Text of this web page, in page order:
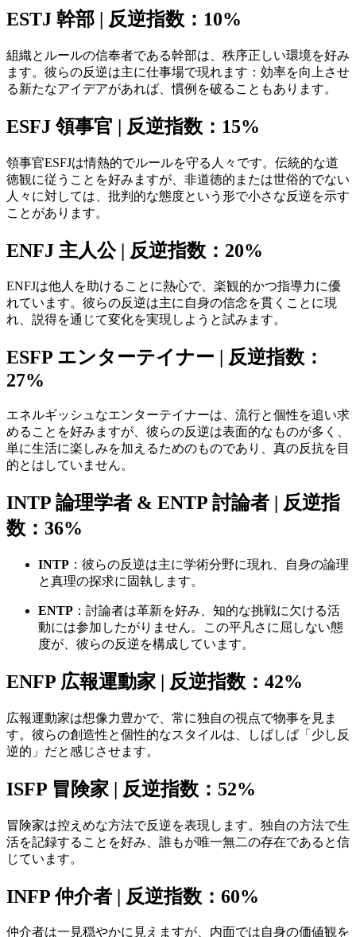
ESTJ 幹部 | 反逆指数：10%
組織とルールの信奉者である幹部は、秩序正しい環境を好み
ます。彼らの反逆は主に仕事場で現れます：効率を向上させ
る新たなアイデアがあれば、慣例を破ることもあります。
ESFJ 領事官 | 反逆指数：15%
領事官ESFJは情熱的でルールを守る人々です。伝統的な道
徳観に従うことを好みますが、非道徳的または世俗的でない
人々に対しては、批判的な態度という形で小さな反逆を示す
ことがあります。
ENFJ 主人公 | 反逆指数：20%
ENFJは他人を助けることに熱心で、楽観的かつ指導力に優
れています。彼らの反逆は主に自身の信念を貫くことに現
れ、説得を通じて変化を実現しようと試みます。
ESFP エンターテイナー | 反逆指数：
27%
エネルギッシュなエンターテイナーは、流行と個性を追い求
めることを好みますが、彼らの反逆は表面的なものが多く、
単に生活に楽しみを加えるためのものであり、真の反抗を目
的とはしていません。
INTP 論理学者 & ENTP 討論者 | 反逆指
数：36%
INTP ：彼らの反逆は主に学術分野に現れ、自身の論理
と真理の探求に固執します。
ENTP ：討論者は革新を好み、知的な挑戦に欠ける活
動には参加したがりません。この平凡さに屈しない態
度が、彼らの反逆を構成しています。
ENFP 広報運動家 | 反逆指数：42%
広報運動家は想像力豊かで、常に独自の視点で物事を見ま
す。彼らの創造性と個性的なスタイルは、しばしば「少し反
逆的」だと感じさせます。
ISFP 冒険家 | 反逆指数：52%
冒険家は控えめな方法で反逆を表現します。独自の方法で生
活を記録することを好み、誰もが唯一無二の存在であると信
じています。
INFP 仲介者 | 反逆指数：60%
仲介者は一見穏やかに見えますが、内面では自身の価値観を